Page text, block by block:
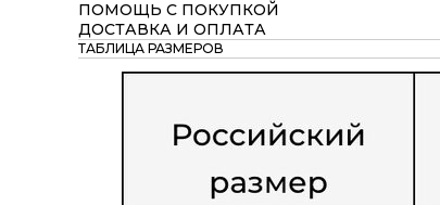
ПОМОЩЬ С ПОКУПКОЙ
ДОСТАВКА И ОПЛАТА
ТАБЛИЦА РАЗМЕРОВ